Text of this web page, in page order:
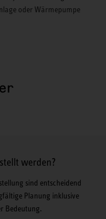
oder Wärmepumpe
werden?
sind entscheidend
Planung inklusive
Bedeutung.